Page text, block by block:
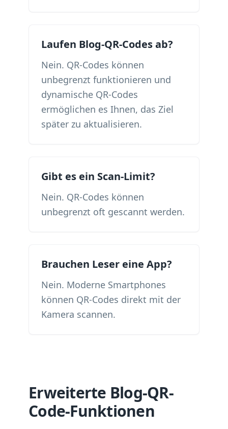
Laufen Blog-QR-Codes ab?
Nein. QR-Codes können
unbegrenzt funktionieren und
dynamische QR-Codes
ermöglichen es Ihnen, das Ziel
später zu aktualisieren.
Gibt es ein Scan-Limit?
Nein. QR-Codes können
unbegrenzt oft gescannt werden.
Brauchen Leser eine App?
Nein. Moderne Smartphones
können QR-Codes direkt mit der
Kamera scannen.
Erweiterte Blog-QR-
Code-Funktionen